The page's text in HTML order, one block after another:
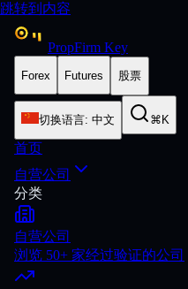
跳转到内容
PropFirm Key
Forex Futures 股票
切换语言: 中文 ⌘K
首页
自营公司
分类
自营公司
浏览 50+ 家经过验证的公司